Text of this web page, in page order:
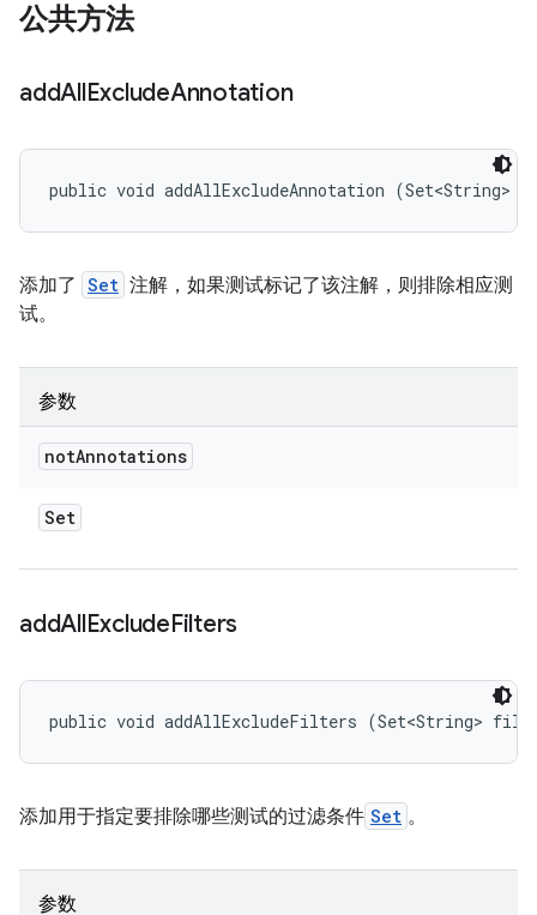
公共方法
addAllExcludeAnnotation
public void addAllExcludeAnnotation (Set<String>
添加了 Set 注解，如果测试标记了该注解，则排除相应测
试。
参数
notAnnotations
Set
addAllExcludeFilters
public void addAllExcludeFilters (Set<String>
添加用于指定要排除哪些测试的过滤条件 Set 。
参数